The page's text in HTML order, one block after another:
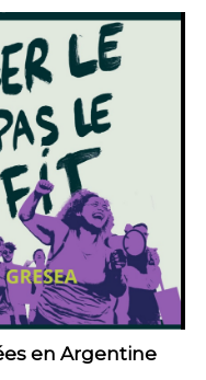
en Argentine